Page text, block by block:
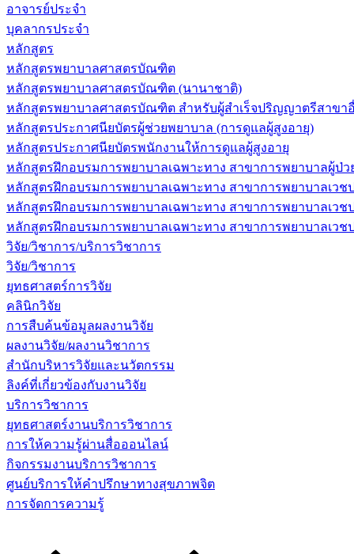
อาจารย์ประจำ
บุคลากรประจำ
หลักสูตร
หลักสูตรพยาบาลศาสตรบัณฑิต
หลักสูตรพยาบาลศาสตรบัณฑิต (นานาชาติ)
หลักสูตรพยาบาลศาสตรบัณฑิต สำหรับผู้สำเร็จปริญญาตรีสาขา
หลักสูตรประกาศนียบัตรผู้ช่วยพยาบาล (การดูแลผู้สูงอายุ)
หลักสูตรประกาศนียบัตรพนักงานให้การดูแลผู้สูงอายุ
หลักสูตรฝึกอบรมการพยาบาลเฉพาะทาง สาขาการพยาบาลผู้ป่
หลักสูตรฝึกอบรมการพยาบาลเฉพาะทาง สาขาการพยาบาลเว
หลักสูตรฝึกอบรมการพยาบาลเฉพาะทาง สาขาการพยาบาลเวช
หลักสูตรฝึกอบรมการพยาบาลเฉพาะทาง สาขาการพยาบาลเวช
วิจัย/วิชาการ/บริการวิชาการ
วิจัย/วิชาการ
ยุทธศาสตร์การวิจัย
คลินิกวิจัย
การสืบค้นข้อมูลผลงานวิจัย
ผลงานวิจัย/ผลงานวิชาการ
สำนักบริหารวิจัยและนวัตกรรม
ลิงค์ที่เกี่ยวข้องกับงานวิจัย
บริการวิชาการ
ยุทธศาสตร์งานบริการวิชาการ
การให้ความรู้ผ่านสื่อออนไลน์
กิจกรรมงานบริการวิชาการ
ศูนย์บริการให้คำปรึกษาทางสุขภาพจิต
การจัดการความรู้